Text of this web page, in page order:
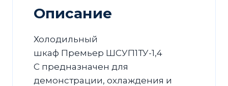
доводчиком
Описание
Холодильный
шкаф Премьер ШСУП1ТУ-1,4
С предназначен для
демонстрации, охлаждения и